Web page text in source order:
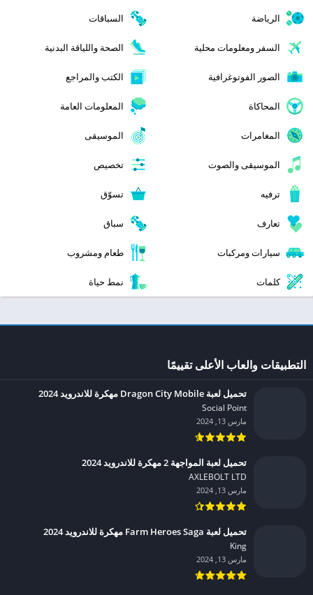
الرياضة السباقات
السفر ومعلومات محلية الصحة واللياقة البدنية
الصور الفوتوغرافية الكتب والمراجع
المحاكاة المعلومات العامة
المغامرات الموسيقى
الموسيقى والصوت تخصيص
ترفيه تسوّق
تعارف سباق
سيارات ومركبات طعام ومشروب
كلمات نمط حياة
التطبيقات والعاب الأعلى تقييمًا
تحميل لعبة Dragon City Mobile مهكرة للاندرويد 2024
Social Point‏
مارس 13, 2024
تحميل لعبة المواجهة 2 مهكرة للاندرويد 2024
AXLEBOLT LTD‏
مارس 13, 2024
تحميل لعبة Farm Heroes Saga مهكرة للاندرويد 2024
King‏
مارس 13, 2024